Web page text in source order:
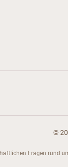
©
Fragen rund